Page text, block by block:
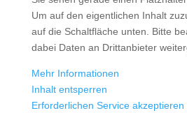
Um auf den eigentlichen Inhalt
auf die Schaltfläche unten. Bitte
dabei Daten an Drittanbieter
Mehr Informationen
Inhalt entsperren
Erforderlichen Service